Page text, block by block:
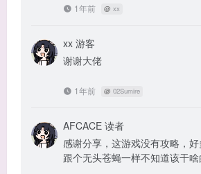
1年前 @ xx
xx 游客
谢谢大佬
1年前 @ 02Sumire
AFCACE 读者
感谢分享，这游戏没有攻略，好
跟个无头苍蝇一样不知道该干